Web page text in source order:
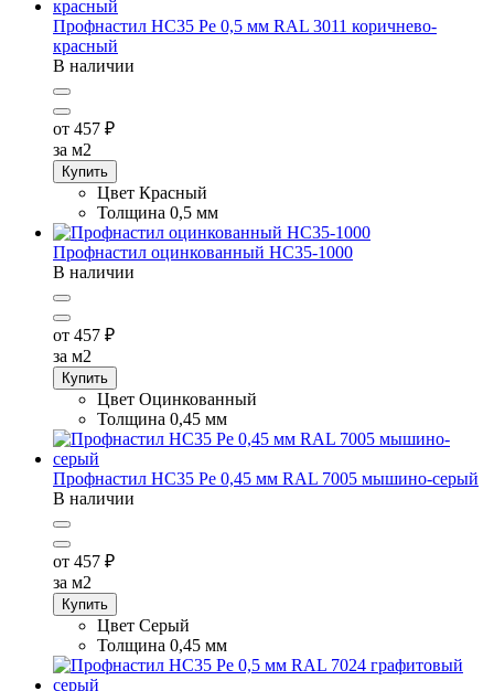
Профнастил НС35 Pe 0,5 мм RAL 3011 коричнево-
красный
В наличии
от 457 ₽
за м2
Купить
Цвет Красный
Толщина 0,5 мм
Профнастил оцинкованный НС35-1000
В наличии
от 457 ₽
за м2
Купить
Цвет Оцинкованный
Толщина 0,45 мм
Профнастил НС35 Pe 0,45 мм RAL 7005 мышино-серый
В наличии
от 457 ₽
за м2
Купить
Цвет Серый
Толщина 0,45 мм